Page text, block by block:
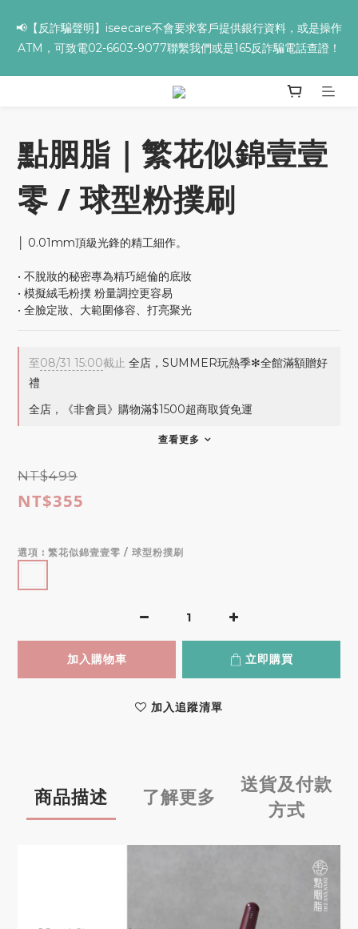
零油光UV防曬乳 ➌滿３２９９贈▸保濕亮顏卸妝膏
✨全館滿額贈 ➊滿９９９贈▸海葡萄蘆薈補水面膜 ➋滿１９９９贈▸
點胭脂｜繁花似錦壹壹
零 / 球型粉撲刷
│ 0.01mm頂級光鋒的精工細作。
• 不脫妝的秘密專為精巧絕倫的底妝
• 模擬絨毛粉撲 粉量調控更容易
• 全臉定妝、大範圍修容、打亮聚光
至08/31 15:00截止 全店，SUMMER玩熱季✻全館滿額贈好
禮
全店，《非會員》購物滿$1500超商取貨免運
查看更多
NT$499
NT$355
選項 : 繁花似錦壹壹零 / 球型粉撲刷
加入購物車 立即購買
加入追蹤清單
商品描述 了解更多
送貨及付款
方式